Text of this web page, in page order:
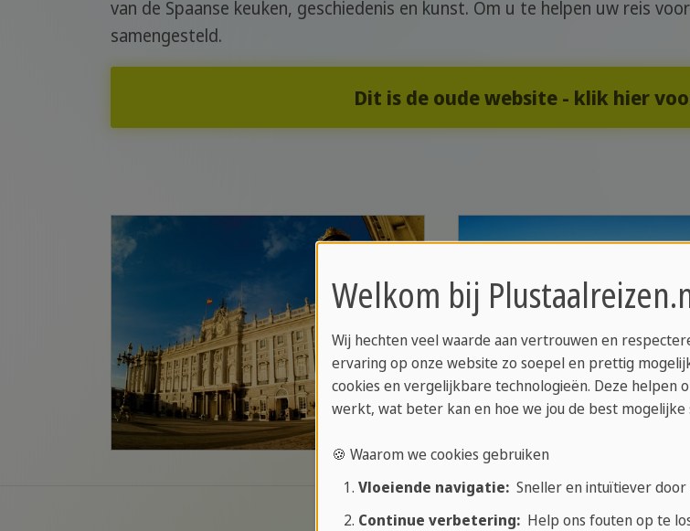
van de Spaanse keuken, geschiedenis en kunst. Om u te helpen uw reis
samengesteld.
Dit is de oude website - klik hier
Welkom bij
Wij hechten veel waarde aan vertrouwen en
ervaring op onze website zo soepel en prettig
cookies en vergelijkbare technologieën. Deze helpen
werkt, wat beter kan en hoe we jou de best mogelijke
🍪 Waarom we cookies gebruiken
Vloeiende navigatie:Sneller en intuïtiever door
Continue verbetering:Help ons fouten op te